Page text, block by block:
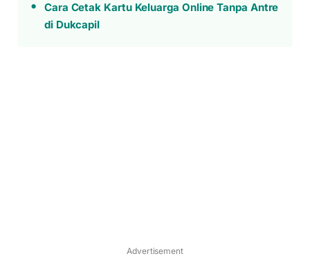
Cara Cetak Kartu Keluarga Online Tanpa Antre
di Dukcapil
Advertisement